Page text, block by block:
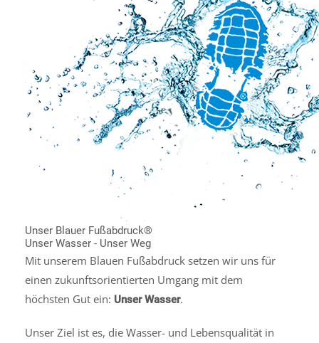
Unser Blauer Fußabdruck®
Unser Wasser - Unser Weg
Mit unserem Blauen Fußabdruck setzen wir uns für
einen zukunftsorientierten Umgang mit dem
höchsten Gut ein: Unser Wasser.
Unser Ziel ist es, die Wasser- und Lebensqualität in